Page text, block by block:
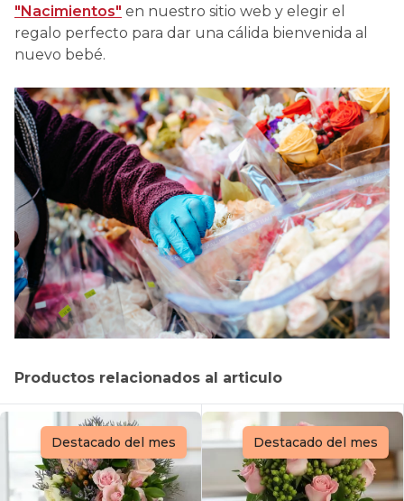
"Nacimientos" en nuestro sitio web y elegir el
regalo perfecto para dar una cálida bienvenida al
nuevo bebé.
Productos relacionados al articulo
Destacado del mes Destacado del mes